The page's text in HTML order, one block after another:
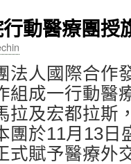
動醫療團授
法人國際合作
組成一行動醫
拉及宏都拉斯
團於11月13日
式賦予醫療外